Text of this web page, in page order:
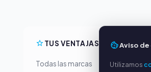
TUS VENTAJAS
Todas las marcas
Aviso
Utilizamos